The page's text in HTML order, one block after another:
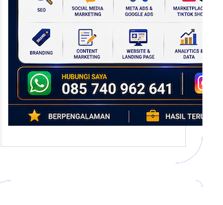
Digital marketing telah
mengubah cara bisnis
berkembang. Dulu,
promosi banyak…